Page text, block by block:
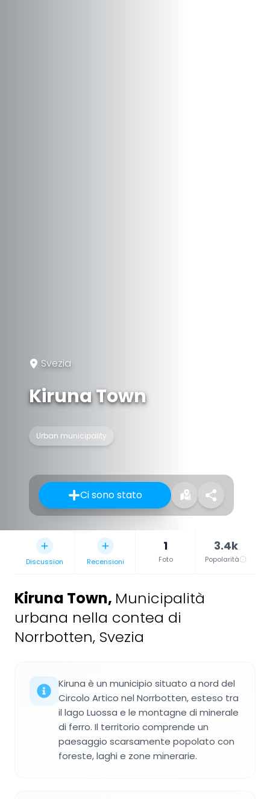
Svezia
Kiruna Town
Urban municipality
Ci sono stato
Discussion Recensioni
1
Foto
3.4k
Popolarità
Kiruna Town, Municipalità
urbana nella contea di
Norrbotten, Svezia
Kiruna è un municipio situato a nord del
Circolo Artico nel Norrbotten, esteso tra
il lago Luossa e le montagne di minerale
di ferro. Il territorio comprende un
paesaggio scarsamente popolato con
foreste, laghi e zone minerarie.